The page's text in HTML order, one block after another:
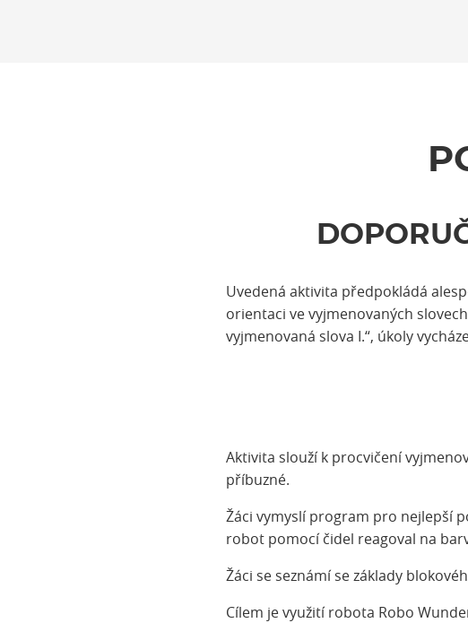
Uvedená aktivita předpokládá
orientaci ve vyjmenovaných
vyjmenovaná slova I.“, úkoly
Aktivita slouží k procvičení
příbuzné.
Žáci vymyslí program pro nejlepší
robot pomocí čidel reagoval na
Žáci se seznámí se základy
Cílem je využití robota Robo